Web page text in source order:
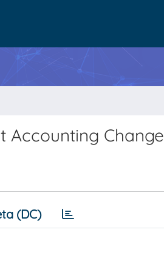
Accounting Change
(DC)